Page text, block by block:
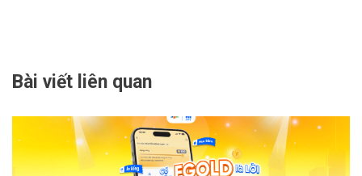
Bài viết liên quan